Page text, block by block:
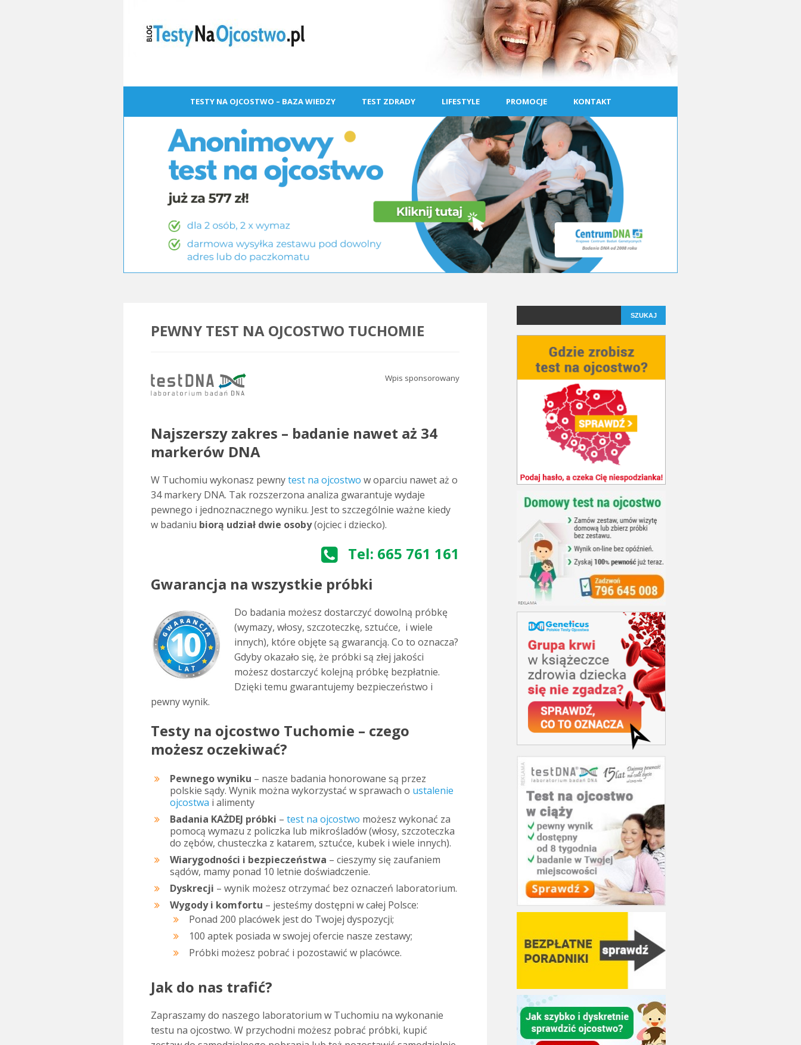
TESTY NA OJCOSTWO – BAZA WIEDZY TEST ZDRADY LIFESTYLE PROMOCJE KONTAKT
PEWNY TEST NA OJCOSTWO TUCHOMIE
Wpis sponsorowany
Najszerszy zakres – badanie nawet aż 34
markerów DNA
W Tuchomiu wykonasz pewnytest na ojcostwo w oparciu nawet aż o
34 markery DNA. Tak rozszerzona analiza gwarantuje wydaje
pewnego i jednoznacznego wyniku. Jest to szczególnie ważne kiedy
w badaniu biorą udział dwie osoby(ojciec i dziecko).
Tel: 665 761 161
Gwarancja na wszystkie próbki
Do badania możesz dostarczyć dowolną próbkę
(wymazy, włosy, szczoteczkę, sztućce, i wiele
innych), które objęte są gwarancją. Co to oznacza?
Gdyby okazało się, że próbki są złej jakości
możesz dostarczyć kolejną próbkę bezpłatnie.
Dzięki temu gwarantujemy bezpieczeństwo i
pewny wynik.
Testy na ojcostwo Tuchomie – czego
możesz oczekiwać?
Pewnego wyniku – nasze badania honorowane są przez
polskie sądy. Wynik można wykorzystać w sprawach o ustalenie
ojcostwa i alimenty
Badania KAŻDEJ próbki – test na ojcostwo możesz wykonać za
pomocą wymazu z policzka lub mikrośladów (włosy, szczoteczka
do zębów, chusteczka z katarem, sztućce, kubek i wiele innych).
Wiarygodności i bezpieczeństwa – cieszymy się zaufaniem
sądów, mamy ponad 10 letnie doświadczenie.
Dyskrecji – wynik możesz otrzymać bez oznaczeń laboratorium.
Wygody i komfortu – jesteśmy dostępni w całej Polsce:
Ponad 200 placówek jest do Twojej dyspozycji;
100 aptek posiada w swojej ofercie nasze zestawy;
Próbki możesz pobrać i pozostawić w placówce.
Jak do nas trafić?
Zapraszamy do naszego laboratorium w Tuchomiu na wykonanie
testu na ojcostwo. W przychodni możesz pobrać próbki, kupić